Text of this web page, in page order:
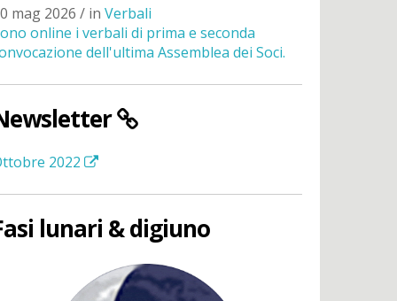
mag 2026 / in Verbali
online i verbali di prima e seconda
dell'ultima Assemblea dei Soci.
2022
lunari & digiuno